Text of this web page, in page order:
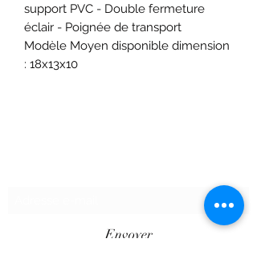
support PVC - Double fermeture
éclair - Poignée de transport
Modèle Moyen disponible dimension
: 18x13x10
Envoyer